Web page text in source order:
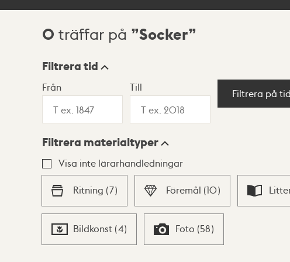
Sökresultat
0 träffar på Socker
Visningsläge
Lista Karta
Filtrera tid
Från Till
Filtrera på tid
Filtrera materialtyper
Visa inte lärarhandledningar
Ritning (7) Föremål (10)
Bildkonst (4) Foto (58)